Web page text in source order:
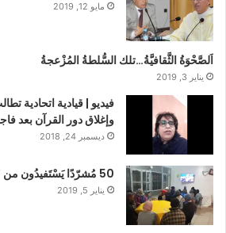
مايو 12, 2019
اَلصَّحْوَةُ الثَّقافيَّةُ…تلك السُّلطةُ المُزْعجةُ
يناير 3, 2019
فيديو | قيادية اتحادية
وإغلاق دور القرآن بعد
ديسمبر 24, 2018
50 مُشرّدًا يَسْتَفيدُون من “عملية دفء” بخريبكة
يناير 5, 2019